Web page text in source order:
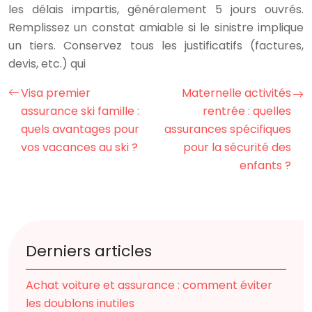
les délais impartis, généralement 5 jours ouvrés.
Remplissez un constat amiable si le sinistre implique
un tiers. Conservez tous les justificatifs (factures,
devis, etc.) qui
Visa premier
assurance ski famille :
quels avantages pour
vos vacances au ski ?
Maternelle activités
rentrée : quelles
assurances spécifiques
pour la sécurité des
enfants ?
Derniers articles
Achat voiture et assurance : comment éviter
les doublons inutiles